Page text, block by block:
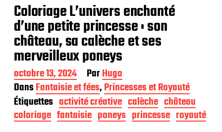
Coloriage L’univers enchanté
d’une petite princesse : son
château, sa calèche et ses
merveilleux poneys
D
a
t
e
d
e
octobre 13, 2024 ParHugo
DansFantaisie et fées,Princesses et Royauté
Étiquettes activité créative calèche château
coloriage fantaisie poneys princesse royauté